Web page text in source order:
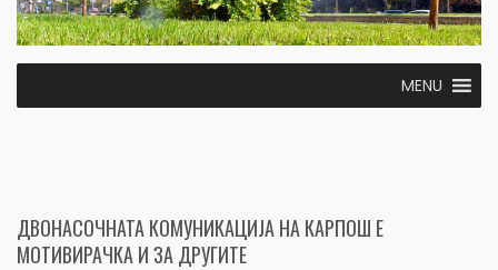
MENU
ДВОНАСОЧНАТА КОМУНИКАЦИЈА НА КАРПОШ Е
МОТИВИРАЧКА И ЗА ДРУГИТЕ